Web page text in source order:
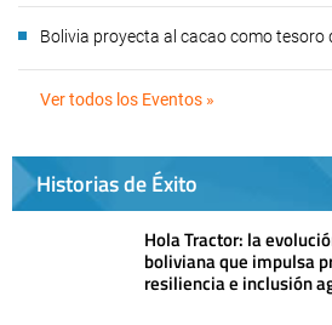
Bolivia proyecta al cacao como tesoro
Ver todos los Eventos »
Historias de Éxito
Hola Tractor: la
boliviana que impulsa
resiliencia e inclusión